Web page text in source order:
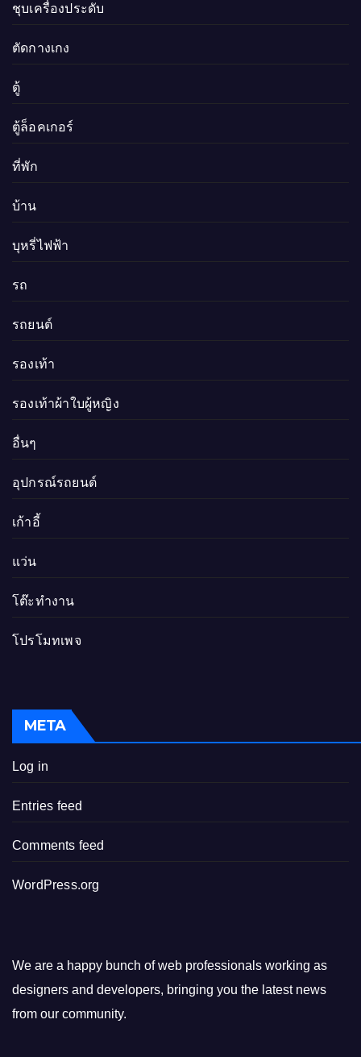
ชุบเครื่องประดับ
ตัดกางเกง
ตู้
ตู้ล็อคเกอร์
ที่พัก
บ้าน
บุหรี่ไฟฟ้า
รถ
รถยนต์
รองเท้า
รองเท้าผ้าใบผู้หญิง
อื่นๆ
อุปกรณ์รถยนต์
เก้าอี้
แว่น
โต๊ะทำงาน
โปรโมทเพจ
META
Log in
Entries feed
Comments feed
WordPress.org
We are a happy bunch of web professionals working as
designers and developers, bringing you the latest news
from our community.